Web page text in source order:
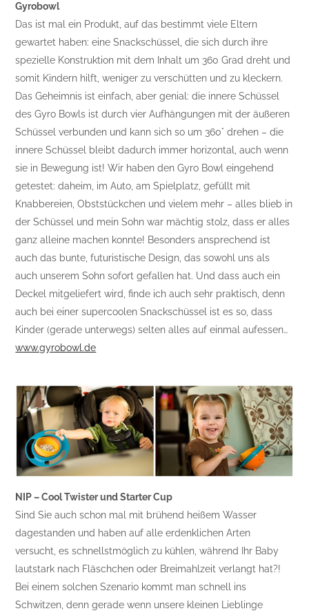
Gyrobowl
Das ist mal ein Produkt, auf das bestimmt viele Eltern
gewartet haben: eine Snackschüssel, die sich durch ihre
spezielle Konstruktion mit dem Inhalt um 360 Grad dreht und
somit Kindern hilft, weniger zu verschütten und zu kleckern.
Das Geheimnis ist einfach, aber genial: die innere Schüssel
des Gyro Bowls ist durch vier Aufhängungen mit der äußeren
Schüssel verbunden und kann sich so um 360° drehen – die
innere Schüssel bleibt dadurch immer horizontal, auch wenn
sie in Bewegung ist! Wir haben den Gyro Bowl eingehend
getestet: daheim, im Auto, am Spielplatz, gefüllt mit
Knabbereien, Obststückchen und vielem mehr – alles blieb in
der Schüssel und mein Sohn war mächtig stolz, dass er alles
ganz alleine machen konnte! Besonders ansprechend ist
auch das bunte, futuristische Design, das sowohl uns als
auch unserem Sohn sofort gefallen hat. Und dass auch ein
Deckel mitgeliefert wird, finde ich auch sehr praktisch, denn
auch bei einer supercoolen Snackschüssel ist es so, dass
Kinder (gerade unterwegs) selten alles auf einmal aufessen…
www.gyrobowl.de
NIP – Cool Twister und Starter Cup
Sind Sie auch schon mal mit brühend heißem Wasser
dagestanden und haben auf alle erdenklichen Arten
versucht, es schnellstmöglich zu kühlen, während Ihr Baby
lautstark nach Fläschchen oder Breimahlzeit verlangt hat?!
Bei einem solchen Szenario kommt man schnell ins
Schwitzen, denn gerade wenn unsere kleinen Lieblinge